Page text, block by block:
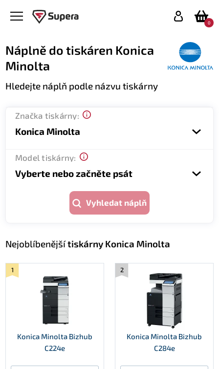
0
Náplně do tiskáren Konica
Minolta
Hledejte náplň podle názvu tiskárny
Značka tiskárny:
Konica Minolta
Model tiskárny:
Vyberte nebo začněte psát
Vyhledat náplň
Nejoblíbenějšítiskárny Konica Minolta
Konica Minolta Bizhub
C224e
1
Konica Minolta Bizhub
C284e
2